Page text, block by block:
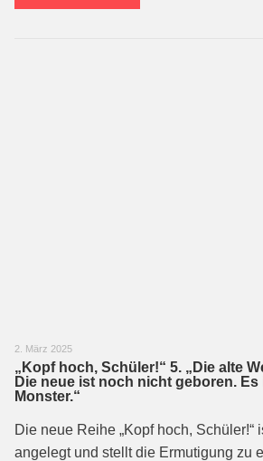
2. März 2025
„Kopf hoch, Schüler!“ 5. „Die alte
Die neue ist noch nicht geboren. Es
Monster.“
Die neue Reihe „Kopf hoch, Schüler!“
angelegt und stellt die Ermutigung zu